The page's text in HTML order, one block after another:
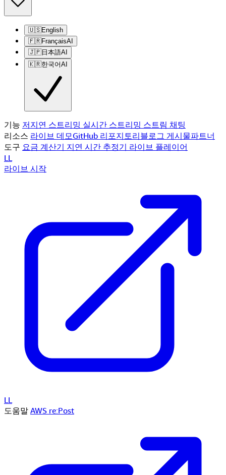
🇺🇸English
🇫🇷FrançaisAI
🇯🇵日本語AI
🇰🇷한국어AI
기능 저지연 스트리밍 실시간 스트리밍 스트림 채팅
리소스 라이브 데모GitHub 리포지토리블로그 게시물파트너
도구 요금 계산기 지연 시간 추정기 라이브 플레이어
LL
라이브 시작
LL
도움말AWS re:Post